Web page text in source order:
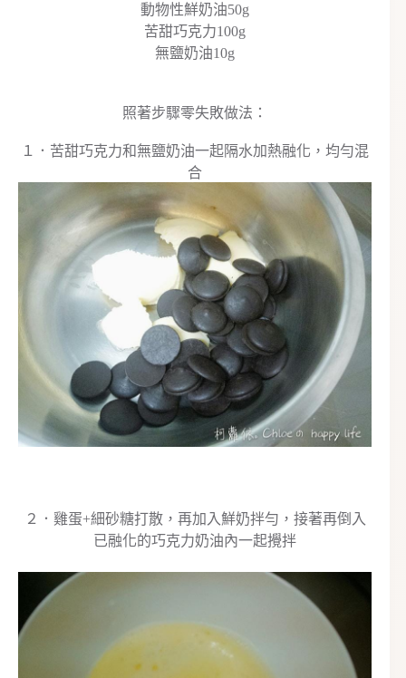
動物性鮮奶油50g
苦甜巧克力100g
無鹽奶油10g
照著步驟零失敗做法：
１．苦甜巧克力和無鹽奶油一起隔水加熱融化，均勻混
合
２．雞蛋+細砂糖打散，再加入鮮奶拌勻，接著再倒入
已融化的巧克力奶油內一起攪拌